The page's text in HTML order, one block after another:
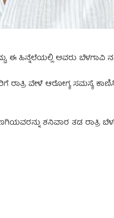
ಹಿನ್ನೆಲೆಯಲ್ಲಿ ಅವರು ಬೆಳಗಾವಿ
ವೇಳೆ ಆರೋಗ್ಯ ಸಮಸ್ಯೆ
ಶನಿವಾರ ತಡ ರಾತ್ರಿ